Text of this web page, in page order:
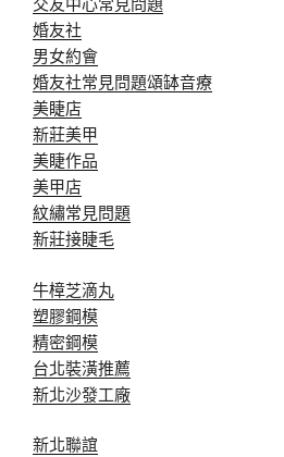
婚友社
男女約會
婚友社常見問題頌缽音療
美睫店
新莊美甲
美睫作品
美甲店
紋繡常見問題
新莊接睫毛
牛樟芝滴丸
塑膠鋼模
精密鋼模
台北裝潢推薦
新北沙發工廠
新北聯誼